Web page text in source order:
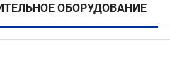
ОБОРУДОВАНИЕ